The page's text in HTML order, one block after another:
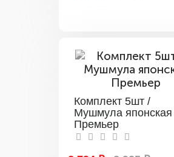
Комплект 5шт /
Мушмула японская
Премьер